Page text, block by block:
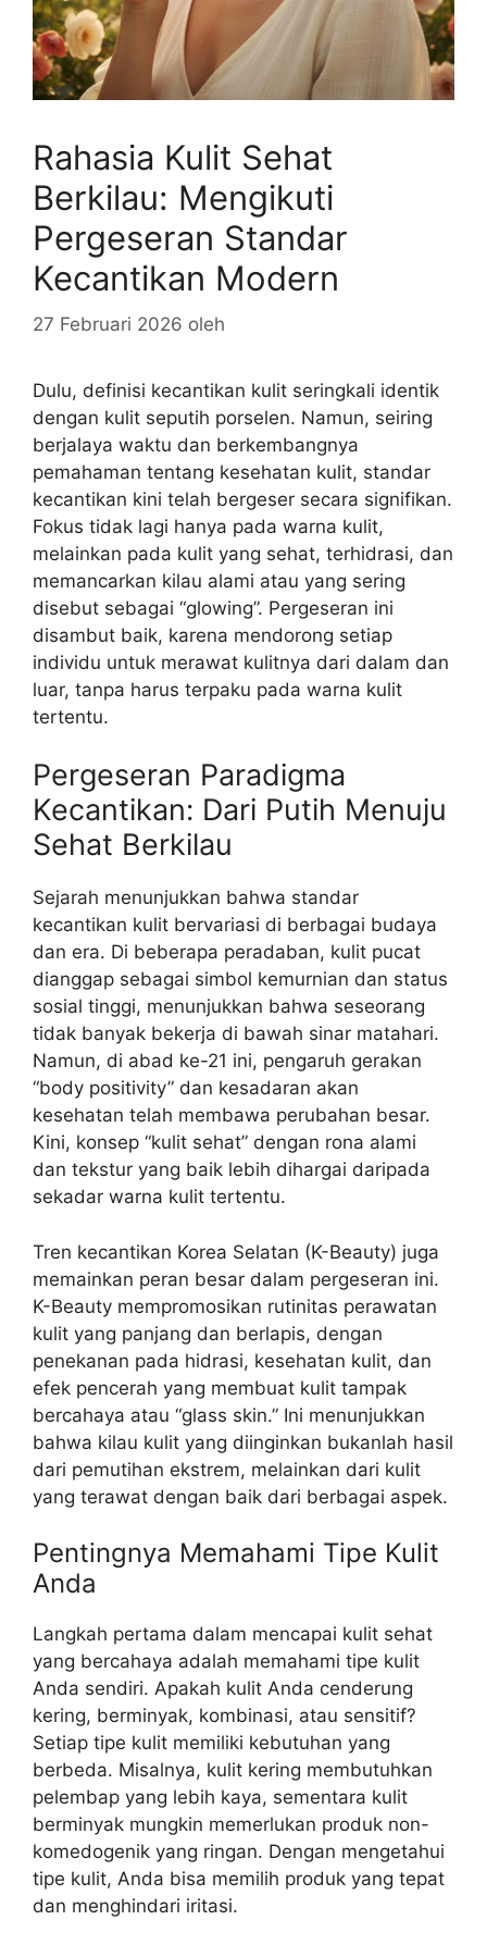
Rahasia Kulit Sehat
Berkilau: Mengikuti
Pergeseran Standar
Kecantikan Modern
27 Februari 2026 oleh
Dulu, definisi kecantikan kulit seringkali identik
dengan kulit seputih porselen. Namun, seiring
berjalaya waktu dan berkembangnya
pemahaman tentang kesehatan kulit, standar
kecantikan kini telah bergeser secara signifikan.
Fokus tidak lagi hanya pada warna kulit,
melainkan pada kulit yang sehat, terhidrasi, dan
memancarkan kilau alami atau yang sering
disebut sebagai “glowing”. Pergeseran ini
disambut baik, karena mendorong setiap
individu untuk merawat kulitnya dari dalam dan
luar, tanpa harus terpaku pada warna kulit
tertentu.
Pergeseran Paradigma
Kecantikan: Dari Putih Menuju
Sehat Berkilau
Sejarah menunjukkan bahwa standar
kecantikan kulit bervariasi di berbagai budaya
dan era. Di beberapa peradaban, kulit pucat
dianggap sebagai simbol kemurnian dan status
sosial tinggi, menunjukkan bahwa seseorang
tidak banyak bekerja di bawah sinar matahari.
Namun, di abad ke-21 ini, pengaruh gerakan
“body positivity” dan kesadaran akan
kesehatan telah membawa perubahan besar.
Kini, konsep “kulit sehat” dengan rona alami
dan tekstur yang baik lebih dihargai daripada
sekadar warna kulit tertentu.
Tren kecantikan Korea Selatan (K-Beauty) juga
memainkan peran besar dalam pergeseran ini.
K-Beauty mempromosikan rutinitas perawatan
kulit yang panjang dan berlapis, dengan
penekanan pada hidrasi, kesehatan kulit, dan
efek pencerah yang membuat kulit tampak
bercahaya atau “glass skin.” Ini menunjukkan
bahwa kilau kulit yang diinginkan bukanlah hasil
dari pemutihan ekstrem, melainkan dari kulit
yang terawat dengan baik dari berbagai aspek.
Pentingnya Memahami Tipe Kulit
Anda
Langkah pertama dalam mencapai kulit sehat
yang bercahaya adalah memahami tipe kulit
Anda sendiri. Apakah kulit Anda cenderung
kering, berminyak, kombinasi, atau sensitif?
Setiap tipe kulit memiliki kebutuhan yang
berbeda. Misalnya, kulit kering membutuhkan
pelembap yang lebih kaya, sementara kulit
berminyak mungkin memerlukan produk non-
komedogenik yang ringan. Dengan mengetahui
tipe kulit, Anda bisa memilih produk yang tepat
dan menghindari iritasi.